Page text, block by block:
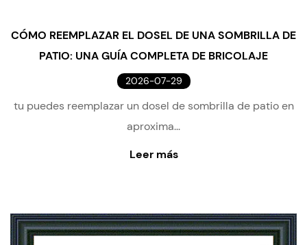
CÓMO REEMPLAZAR EL DOSEL DE UNA SOMBRILLA DE
PATIO: UNA GUÍA COMPLETA DE BRICOLAJE
2026-07-29
tu puedes reemplazar un dosel de sombrilla de patio en
aproxima...
Leer más